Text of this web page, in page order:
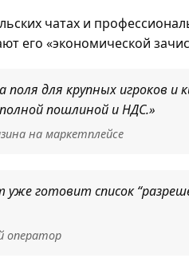
чатах и
его «экономической
поля для крупных игроков
пошлиной и НДС.»
на маркетплейсе
уже готовит список
оператор